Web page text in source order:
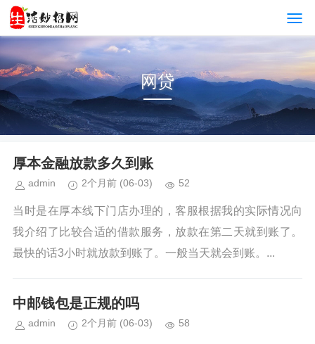
网贷
厚本金融放款多久到账
admin 2个月前 (06-03) 52
当时是在厚本线下门店办理的，客服根据我的实际情况向
我介绍了比较合适的借款服务，放款在第二天就到账了。
最快的话3小时就放款到账了。一般当天就会到账。...
中邮钱包是正规的吗
admin 2个月前 (06-03) 58